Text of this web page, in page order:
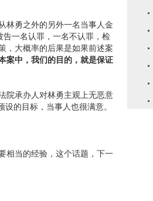
林勇之外的另外一名当事人金
一名认罪，一名不认罪，检
，大概率的后果是如果前述案
案中，我们的目的，就是保证
院承办人对林勇主观上无恶意
的目标，当事人也很满意。
相当的经验，这个话题，下一